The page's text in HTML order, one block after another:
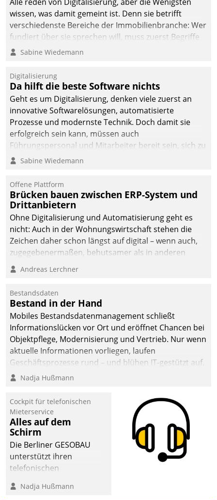
man auf
Cloudtechnologie,
bewährte und Startup-
agile Projektmethoden.
wissen, was damit gemeint ist. Denn sie betrifft
verschiedenste Bereiche der Immobilienbranche: Wer
fundiert über sie sprechen will, muss zuerst Begriffe
klären. Ein Aspekt ist die betriebliche Optimierung:
Einsparungen durch optimierte und automatisierte
Prozesse. Doch man darf nicht zu viel erwarten: Allein
mit der Einführung einer neuen Software ist es nicht
getan. Die Digitalisierung erfordert von Unternehmen
die Bereitschaft, sich zu überprüfen, zu hinterfragen
und zu verändern.
Sabine Wiedemann
Digitalisierung
Da hilft die beste Software nichts
Geht es um Digitalisierung, denken viele zuerst an
innovative Softwarelösungen, automatisierte
Prozesse und modernste Technik. Doch damit sie
erfolgreich sein kann, müssen auch
Führungspersonal und Mitarbeiter bereit sein, sich zu
verändern und anzupassen, sonst werden sie an ihr
Sabine Wiedemann
Offene Plattform
Brücken bauen zwischen ERP-System und
Drittanbietern
Ohne Digitalisierung und Automatisierung geht es
nicht: Auch in der Wohnungswirtschaft stehen die
Zeichen daher schon längst auf digital – wenn auch,
zugegebenermaßen, behutsamer als in anderen
Branchen.
Andreas Lerchner
Bestandsdaten
Bestand in der Hand
Mobiles Bestandsdatenmanagement schließt
Informationslücken vor Ort und eröffnet Chancen bei
Objektpflege, Modernisierung und Vertrieb. Nur wenn
aktuelle Informationen vorliegen, laufen
Geschäftsprozesse rund – und blühen IT-gestützt auf.
Nadja Hußmann
Cockpit für telefonischen
Mieterservice
Alles auf dem
Schirm
Die Berliner GESOBAU
unterstützt ihren
telefonischen
digitalen Cockpit, das
Nadja Hußmann